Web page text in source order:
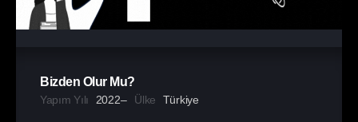
Bizden Olur Mu?
Yapım Yılı 2022– Ülke Türkiye